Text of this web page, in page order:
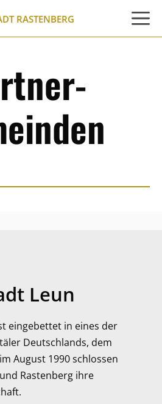
Leun
eingebettet in eines der
Deutschlands, dem
August 1990 schlossen
Rastenberg ihre